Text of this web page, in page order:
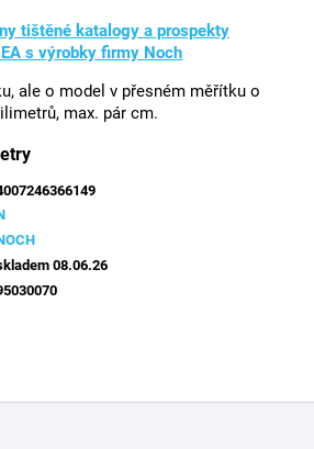
tištěné katalogy a prospekty
s výrobky firmy Noch
ale o model v přesném měřítku o
max. pár cm.
08.06.26